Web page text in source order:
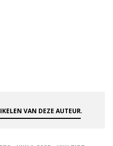
VAN DEZE AUTEUR.